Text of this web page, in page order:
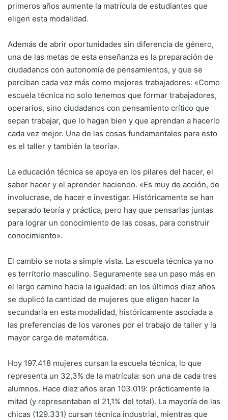
primeros años aumente la matrícula de estudiantes que
eligen esta modalidad.
Además de abrir oportunidades sin diferencia de género,
una de las metas de esta enseñanza es la preparación de
ciudadanos con autonomía de pensamientos, y que se
perciban cada vez más como mejores trabajadores: «Como
escuela técnica no solo tenemos que formar trabajadores,
operarios, sino ciudadanos con pensamiento crítico que
sepan trabajar, que lo hagan bien y que aprendan a hacerlo
cada vez mejor. Una de las cosas fundamentales para esto
es el taller y también la teoría».
La educación técnica se apoya en los pilares del hacer, el
saber hacer y el aprender haciendo. «Es muy de acción, de
involucrase, de hacer e investigar. Históricamente se han
separado teoría y práctica, pero hay que pensarlas juntas
para lograr un conocimiento de las cosas, para construir
conocimiento».
El cambio se nota a simple vista. La escuela técnica ya no
es territorio masculino. Seguramente sea un paso más en
el largo camino hacia la igualdad: en los últimos diez años
se duplicó la cantidad de mujeres que eligen hacer la
secundaria en esta modalidad, históricamente asociada a
las preferencias de los varones por el trabajo de taller y la
mayor carga de matemática.
Hoy 197.418 mujeres cursan la escuela técnica, lo que
representa un 32,3% de la matrícula: son una de cada tres
alumnos. Hace diez años eran 103.019: prácticamente la
mitad (y representaban el 21,1% del total). La mayoría de las
chicas (129.331) cursan técnica industrial, mientras que